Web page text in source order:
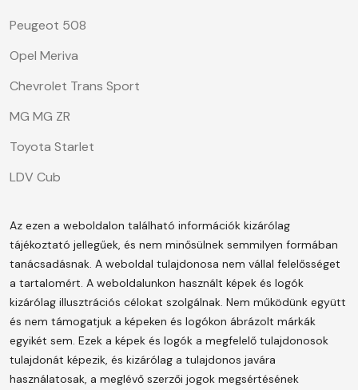
Peugeot 508
Opel Meriva
Chevrolet Trans Sport
MG MG ZR
Toyota Starlet
LDV Cub
Az ezen a weboldalon található információk kizárólag
tájékoztató jellegűek, és nem minősülnek semmilyen formában
tanácsadásnak. A weboldal tulajdonosa nem vállal felelősséget
a tartalomért. A weboldalunkon használt képek és logók
kizárólag illusztrációs célokat szolgálnak. Nem működünk együtt
és nem támogatjuk a képeken és logókon ábrázolt márkák
egyikét sem. Ezek a képek és logók a megfelelő tulajdonosok
tulajdonát képezik, és kizárólag a tulajdonos javára
használatosak, a meglévő szerzői jogok megsértésének